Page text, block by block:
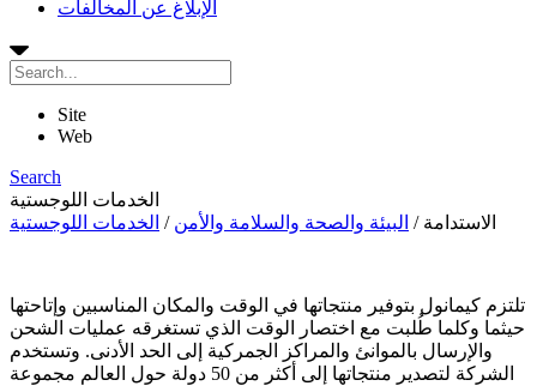
الإبلاغ عن المخالفات
Site
Web
Search
الخدمات اللوجستية
الاستدامة / البيئة والصحة والسلامة والأمن / الخدمات اللوجستية
تلتزم كيمانول بتوفير منتجاتها في الوقت والمكان المناسبين وإتاحتها
حيثما وكلما طُلبت مع اختصار الوقت الذي تستغرقه عمليات الشحن
والإرسال بالموانئ والمراكز الجمركية إلى الحد الأدنى. وتستخدم
الشركة لتصدير منتجاتها إلى أكثر من 50 دولة حول العالم مجموعة